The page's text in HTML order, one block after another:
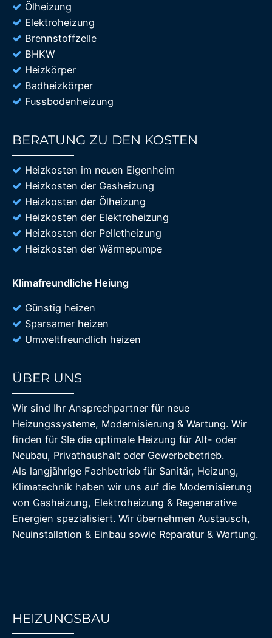
Ölheizung
Elektroheizung
Brennstoffzelle
BHKW
Heizkörper
Badheizkörper
Fussbodenheizung
BERATUNG ZU DEN KOSTEN
Heizkosten im neuen Eigenheim
Heizkosten der Gasheizung
Heizkosten der Ölheizung
Heizkosten der Elektroheizung
Heizkosten der Pelletheizung
Heizkosten der Wärmepumpe
Klimafreundliche Heiung
Günstig heizen
Sparsamer heizen
Umweltfreundlich heizen
ÜBER UNS
Wir sind Ihr Ansprechpartner für neue
Heizungssysteme, Modernisierung & Wartung. Wir
finden für SIe die optimale Heizung für Alt- oder
Neubau, Privathaushalt oder Gewerbebetrieb.
Als langjährige Fachbetrieb für Sanitär, Heizung,
Klimatechnik haben wir uns auf die Modernisierung
von Gasheizung, Elektroheizung & Regenerative
Energien spezialisiert. Wir übernehmen Austausch,
Neuinstallation & Einbau sowie Reparatur & Wartung.
HEIZUNGSBAU